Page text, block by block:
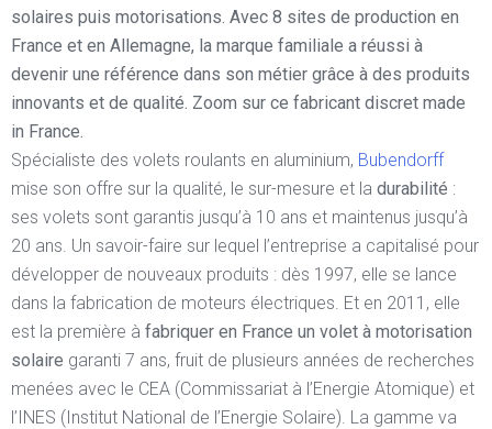
solaires puis motorisations. Avec 8 sites de production en
France et en Allemagne, la marque familiale a réussi à
devenir une référence dans son métier grâce à des produits
innovants et de qualité. Zoom sur ce fabricant discret made
in France.
Spécialiste des volets roulants en aluminium, Bubendorff
mise son offre sur la qualité, le sur-mesure et la durabilité :
ses volets sont garantis jusqu’à 10 ans et maintenus jusqu’à
20 ans. Un savoir-faire sur lequel l’entreprise a capitalisé pour
développer de nouveaux produits : dès 1997, elle se lance
dans la fabrication de moteurs électriques. Et en 2011, elle
est la première à fabriquer en France un volet à motorisation
solaire garanti 7 ans, fruit de plusieurs années de recherches
menées avec le CEA (Commissariat à l’Energie Atomique) et
l’INES (Institut National de l’Energie Solaire). La gamme va